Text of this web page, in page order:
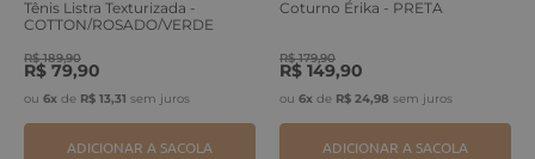
Tênis Listra Texturizada -
COTTON/ROSADO/VERDE
R$ 189,90
R$ 79,90
ou 6x de R$ 13,31 sem juros
ADICIONAR A SACOLA
Coturno Érika - PRETA
R$ 179,90
R$ 149,90
ou 6x de R$ 24,98 sem juros
ADICIONAR A SACOLA